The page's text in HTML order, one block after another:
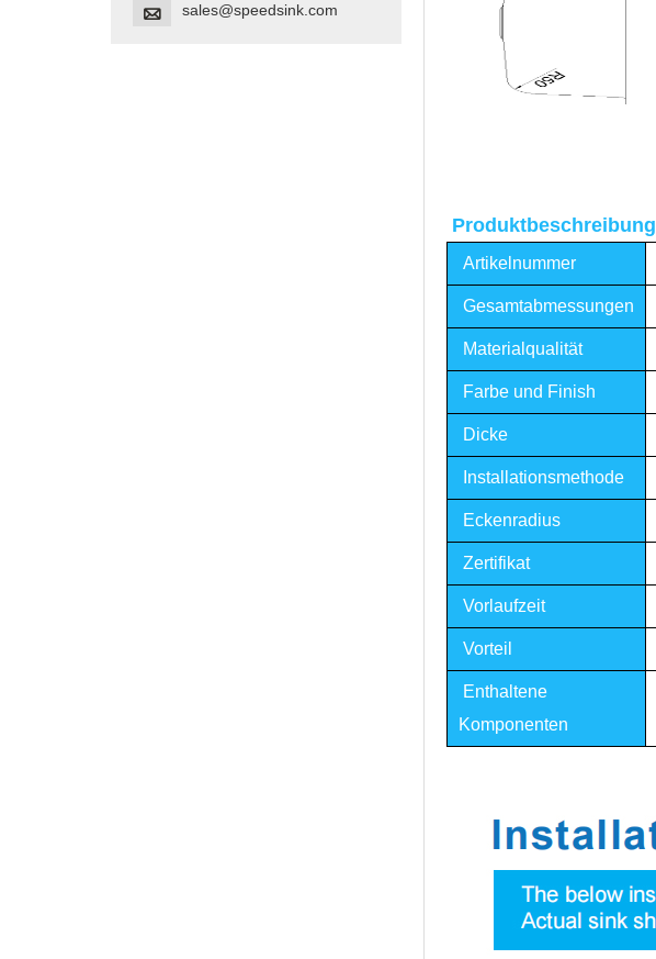
 sales@speedsink.com
Produktbeschreibung
Artikelnummer
Gesamtabmessungen
Materialqualität
Farbe und Finish
Dicke
Installationsmethode
Eckenradius
Zertifikat
Vorlaufzeit
Vorteil
Enthaltene
Komponenten